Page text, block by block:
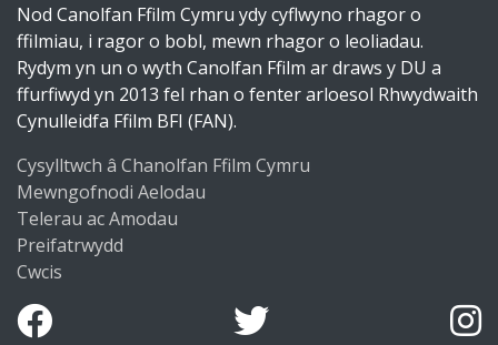
Nod Canolfan Ffilm Cymru ydy cyflwyno rhagor o
ffilmiau, i ragor o bobl, mewn rhagor o leoliadau.
Rydym yn un o wyth Canolfan Ffilm ar draws y DU a
ffurfiwyd yn 2013 fel rhan o fenter arloesol Rhwydwaith
Cynulleidfa Ffilm BFI (FAN).
Cysylltwch â Chanolfan Ffilm Cymru
Mewngofnodi Aelodau
Telerau ac Amodau
Preifatrwydd
Cwcis